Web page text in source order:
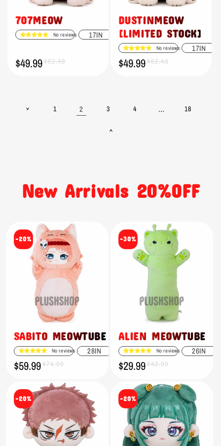
707MEOW
No reviews 17IN
Verkaufspreis
$49.99
Normaler
Preis
$62.48
DUSTINMEOW
[LIMITED STOCK]
No reviews 17IN
Verkaufspreis
$49.99
Normaler
Preis
$62.48
1 2 3 4 … 18
New Arrivals 20%OFF
-20%
SABITO MEOWTUBE
No reviews 28IN
Verkaufspreis
$59.99
Normaler
Preis
$74.99
-30%
ALIEN MEOWTUBE
No reviews 26IN
Verkaufspreis
$29.99
Normaler
Preis
$42.99
-20% -20%